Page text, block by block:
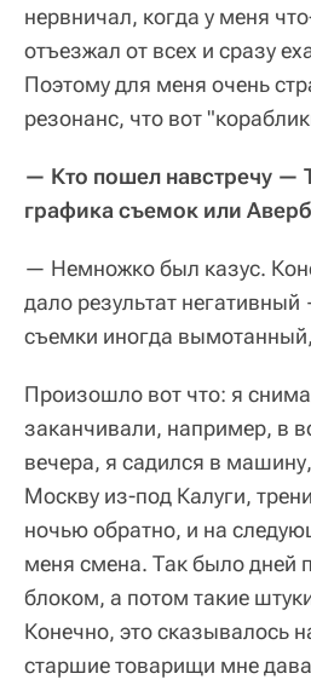
нервничал, когда у меня
отъезжал от всех и сразу
Поэтому для меня очень
резонанс, что вот
— Кто пошел навстречу —
графика съемок или
— Немножко был казус.
дало результат
съемки иногда
Произошло вот что: я
заканчивали, например, в
вечера, я садился в
Москву из-под Калуги,
ночью обратно, и на
меня смена. Так было дней
блоком, а потом такие
Конечно, это сказывалось
старшие товарищи мне